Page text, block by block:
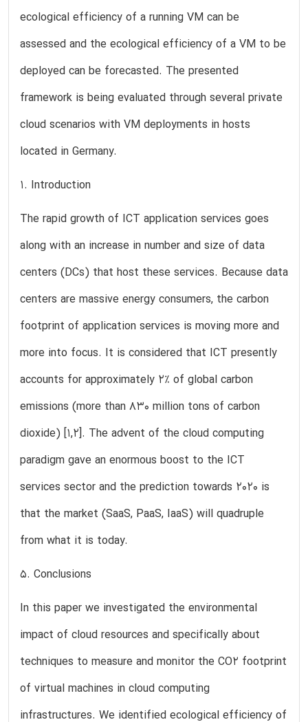
ecological efficiency of a running VM can be
assessed and the ecological efficiency of a VM to be
deployed can be forecasted. The presented
framework is being evaluated through several private
cloud scenarios with VM deployments in hosts
located in Germany.
1. Introduction
The rapid growth of ICT application services goes
along with an increase in number and size of data
centers (DCs) that host these services. Because data
centers are massive energy consumers, the carbon
footprint of application services is moving more and
more into focus. It is considered that ICT presently
accounts for approximately 2% of global carbon
emissions (more than 830 million tons of carbon
dioxide) [1,2]. The advent of the cloud computing
paradigm gave an enormous boost to the ICT
services sector and the prediction towards 2020 is
that the market (SaaS, PaaS, IaaS) will quadruple
from what it is today.
5. Conclusions
In this paper we investigated the environmental
impact of cloud resources and specifically about
techniques to measure and monitor the CO2 footprint
of virtual machines in cloud computing
infrastructures. We identified ecological efficiency of